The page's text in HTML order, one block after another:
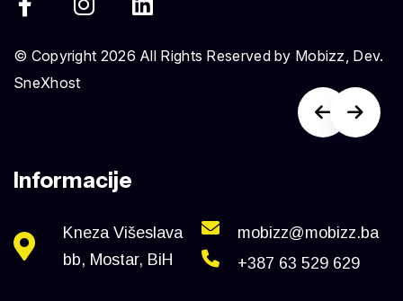
© Copyright 2026 All Rights Reserved by Mobizz, Dev.
SneXhost
Informacije
Kneza Višeslava
bb, Mostar, BiH
mobizz@mobizz.ba
+387 63 529 629